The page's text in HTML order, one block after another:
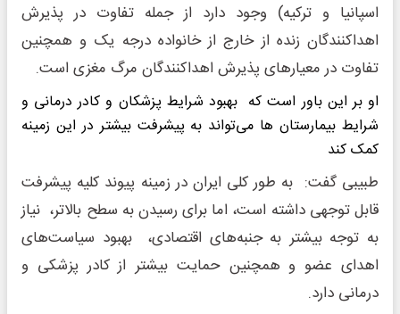
اسپانیا و ترکیه) وجود دارد از جمله تفاوت در پذیرش
اهداکنندگان زنده از خارج از خانواده درجه یک و همچنین
تفاوت در معیارهای پذیرش اهداکنندگان مرگ مغزی است.
او بر این باور است که بهبود شرایط پزشکان و کادر درمانی و
شرایط بیمارستان ها می‌تواند به پیشرفت بیشتر در این زمینه
کمک کند
طبیبی گفت: به طور کلی ایران در زمینه پیوند کلیه پیشرفت
قابل توجهی داشته است، اما برای رسیدن به سطح بالاتر، نیاز
به توجه بیشتر به جنبه‌های اقتصادی، بهبود سیاست‌های
اهدای عضو و همچنین حمایت بیشتر از کادر پزشکی و
درمانی دارد.